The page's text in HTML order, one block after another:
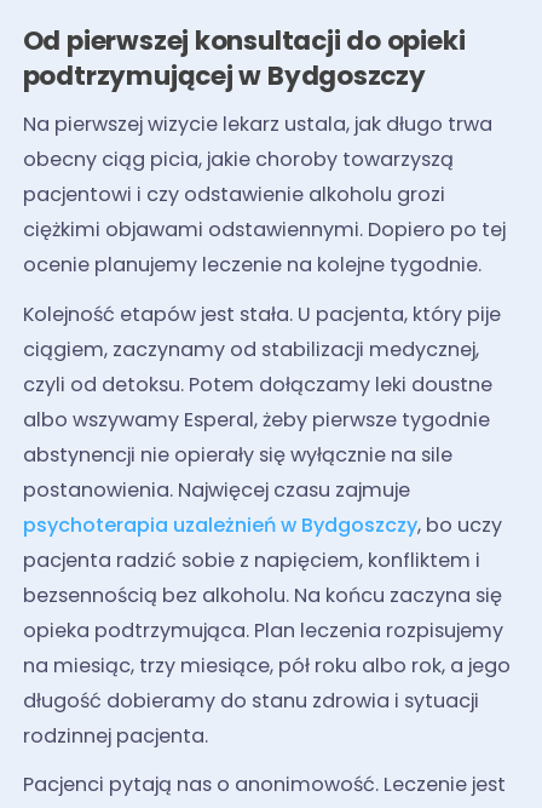
Od pierwszej konsultacji do opieki
podtrzymującej w Bydgoszczy
Na pierwszej wizycie lekarz ustala, jak długo trwa
obecny ciąg picia, jakie choroby towarzyszą
pacjentowi i czy odstawienie alkoholu grozi
ciężkimi objawami odstawiennymi. Dopiero po tej
ocenie planujemy leczenie na kolejne tygodnie.
Kolejność etapów jest stała. U pacjenta, który pije
ciągiem, zaczynamy od stabilizacji medycznej,
czyli od detoksu. Potem dołączamy leki doustne
albo wszywamy Esperal, żeby pierwsze tygodnie
abstynencji nie opierały się wyłącznie na sile
postanowienia. Najwięcej czasu zajmuje
psychoterapia uzależnień w Bydgoszczy, bo uczy
pacjenta radzić sobie z napięciem, konfliktem i
bezsennością bez alkoholu. Na końcu zaczyna się
opieka podtrzymująca. Plan leczenia rozpisujemy
na miesiąc, trzy miesiące, pół roku albo rok, a jego
długość dobieramy do stanu zdrowia i sytuacji
rodzinnej pacjenta.
Pacjenci pytają nas o anonimowość. Leczenie jest